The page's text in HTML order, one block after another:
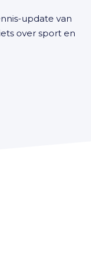
update van
over sport en